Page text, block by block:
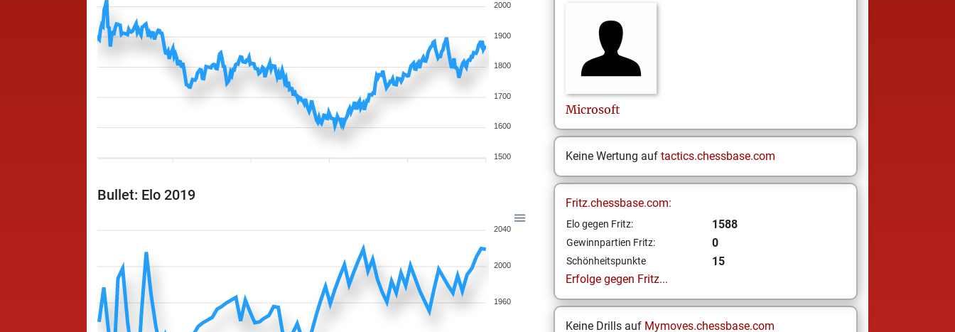
2000
1900
1800
1700
1600
1500
Bullet: Elo 2019
2040
2000
1960
Microsoft
Keine Wertung auf tactics.chessbase.com
Fritz.chessbase.com:
Elo gegen Fritz: 1588
Gewinnpartien Fritz: 0
Schönheitspunkte
15
Erfolge gegen Fritz...
Keine Drills auf Mymoves.chessbase.com